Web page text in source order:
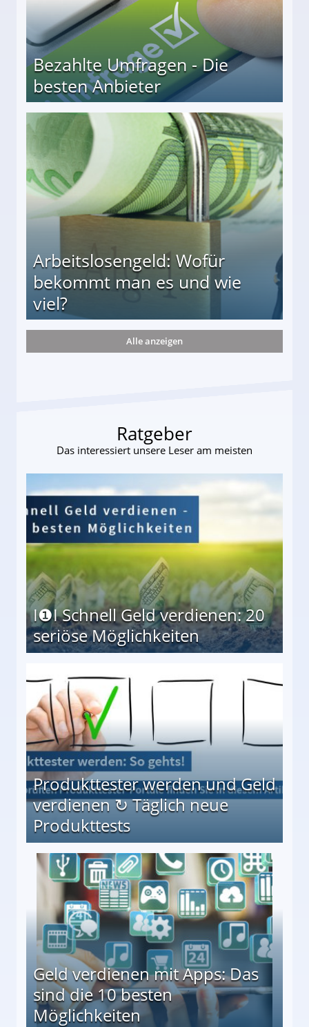
Bezahlte Umfragen - Die
besten Anbieter
Arbeitslosengeld: Wofür
bekommt man es und wie
viel?
und wie viel?
Alle anzeigen
Ratgeber
Das interessiert unsere Leser am meisten
I❶I Schnell Geld verdienen: 20
seriöse Möglichkeiten
Produkttester werden und Geld
verdienen ↻ Täglich neue
Produkttests
↻ Täglich neue Produkttests
Geld verdienen mit Apps: Das
sind die 10 besten
Möglichkeiten